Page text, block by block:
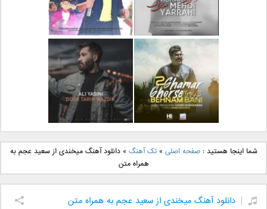
دانلود آهنگ جدید مهدی
یراحی بنام اسرار
دانلود آهنگ جدید فرزاد
فرزین بنام آتیش
دانلود آهنگ جدید بهنام
بانی بنام قرص قمر 2
دانلود آهنگ جدید علی
یاسینی بنام دورترین نزدیک
شما اینجا هستید :صفحه اصلی »تک آهنگ »دانلود آهنگ میخندی از سعید عجم به
همراه متن
دانلود آهنگ میخندی از سعید عجم به همراه متن